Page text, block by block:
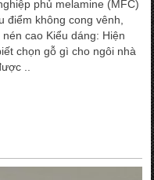
phủ melamine (MFC)
điểm không cong vênh,
cao Kiểu dáng: Hiện
chọn gỗ gì cho ngôi nhà
..